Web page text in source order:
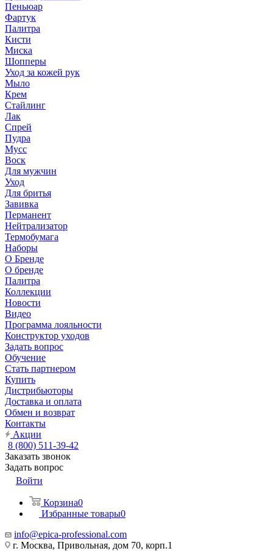
Пеньюар
Фартук
Палитра
Кисти
Миска
Шопперы
Уход за кожей рук
Мыло
Крем
Стайлинг
Лак
Спрей
Пудра
Мусс
Воск
Для мужчин
Уход
Для бритья
Завивка
Перманент
Нейтрализатор
Термобумага
Наборы
О Бренде
О бренде
Палитра
Коллекции
Новости
Видео
Программа лояльности
Конструктор уходов
Задать вопрос
Обучение
Стать партнером
Купить
Дистрибьюторы
Доставка и оплата
Обмен и возврат
Контакты
Акции
8 (800) 511-39-42
Заказать звонок
Задать вопрос
Войти
Корзина0
Избранные товары0
info@epica-professional.com
г. Москва, Привольная, дом 70, корп.1